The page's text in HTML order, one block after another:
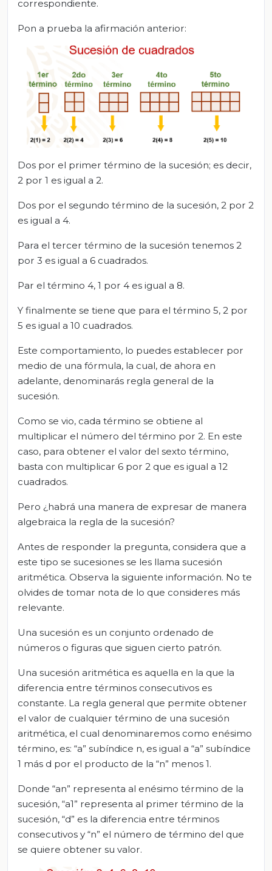
correspondiente.
Pon a prueba la afirmación anterior:
Dos por el primer término de la sucesión; es decir,
2 por 1 es igual a 2.
Dos por el segundo término de la sucesión, 2 por 2
es igual a 4.
Para el tercer término de la sucesión tenemos 2
por 3 es igual a 6 cuadrados.
Par el término 4, 1 por 4 es igual a 8.
Y finalmente se tiene que para el término 5, 2 por
5 es igual a 10 cuadrados.
Este comportamiento, lo puedes establecer por
medio de una fórmula, la cual, de ahora en
adelante, denominarás regla general de la
sucesión.
Como se vio, cada término se obtiene al
multiplicar el número del término por 2. En este
caso, para obtener el valor del sexto término,
basta con multiplicar 6 por 2 que es igual a 12
cuadrados.
Pero ¿habrá una manera de expresar de manera
algebraica la regla de la sucesión?
Antes de responder la pregunta, considera que a
este tipo se sucesiones se les llama sucesión
aritmética. Observa la siguiente información. No te
olvides de tomar nota de lo que consideres más
relevante.
Una sucesión es un conjunto ordenado de
números o figuras que siguen cierto patrón.
Una sucesión aritmética es aquella en la que la
diferencia entre términos consecutivos es
constante. La regla general que permite obtener
el valor de cualquier término de una sucesión
aritmética, el cual denominaremos como enésimo
término, es: “a” subíndice n, es igual a “a” subíndice
1 más d por el producto de la “n” menos 1.
Donde “an” representa al enésimo término de la
sucesión, “a1” representa al primer término de la
sucesión, “d” es la diferencia entre términos
consecutivos y “n” el número de término del que
se quiere obtener su valor.